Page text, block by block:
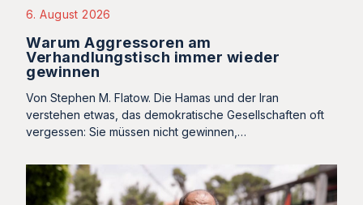
6. August 2026
Warum Aggressoren am
Verhandlungstisch immer wieder
gewinnen
Von Stephen M. Flatow. Die Hamas und der Iran
verstehen etwas, das demokratische Gesellschaften oft
vergessen: Sie müssen nicht gewinnen,…